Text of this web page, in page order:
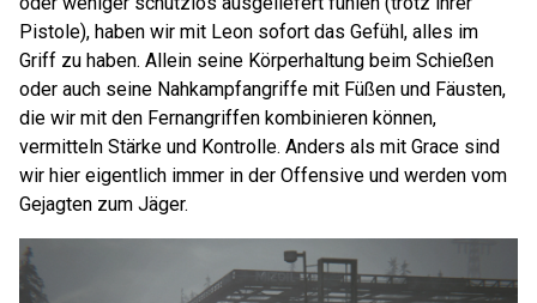
Pistole), haben wir mit Leon sofort das Gefühl, alles im
Griff zu haben. Allein seine Körperhaltung beim Schießen
oder auch seine Nahkampfangriffe mit Füßen und Fäusten,
die wir mit den Fernangriffen kombinieren können,
vermitteln Stärke und Kontrolle. Anders als mit Grace sind
wir hier eigentlich immer in der Offensive und werden vom
Gejagten zum Jäger.